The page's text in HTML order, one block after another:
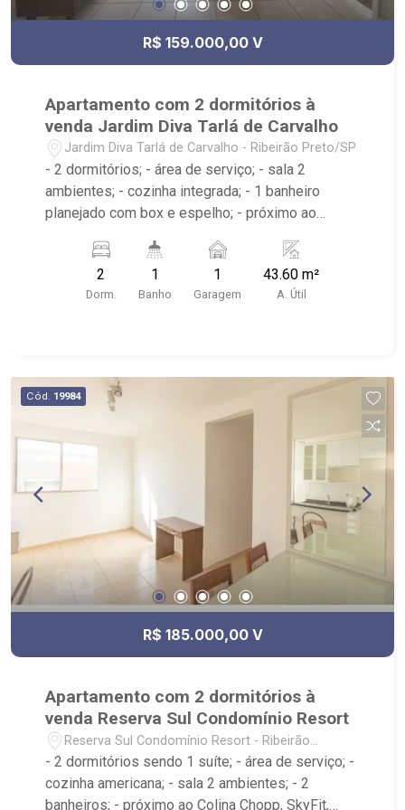
R$ 159.000,00 V
Apartamento com 2 dormitórios à
venda Jardim Diva Tarlá de Carvalho
Jardim Diva Tarlá de Carvalho - Ribeirão Preto/SP
- 2 dormitórios; - área de serviço; - sala 2
ambientes; - cozinha integrada; - 1 banheiro
planejado com box e espelho; - próximo ao
Ribeirão Imóveis, referência em venda, compra e
locação. - Sinta-se em casa na Ribeirão Imóveis,
afinal Somos e Vivemos Ribeirão: - funcionários
para Venda, Compra e Locação, imobiliária é
Ribeirão Imóveis - sede na Av. Professor João
2
Dorm.
1
Banho
1
Garagem
43.60 m²
A. Útil
Cód. 19984
R$ 185.000,00 V
Apartamento com 2 dormitórios à
venda Reserva Sul Condomínio Resort
Reserva Sul Condomínio Resort - Ribeirão
Preto/SP
- 2 dormitórios sendo 1 suíte; - área de serviço; -
cozinha americana; - sala 2 ambientes; - 2
banheiros; - próximo ao Colina Chopp, SkyFit,